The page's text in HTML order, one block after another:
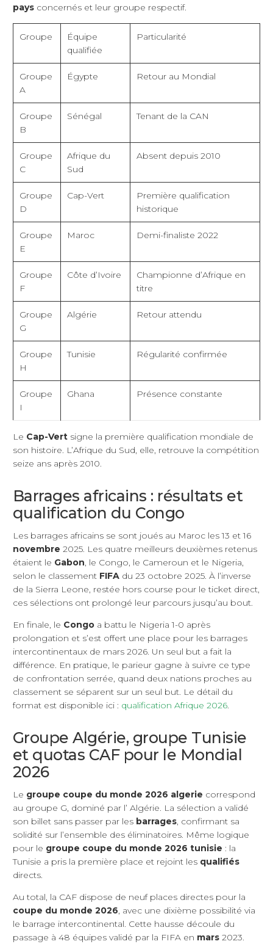
pays concernés et leur groupe respectif.
Groupe
Équipe
qualifiée
Particularité
Groupe
A
Égypte Retour au Mondial
Groupe
B
Sénégal Tenant de la CAN
Groupe
C
Afrique du
Sud
Absent depuis 2010
Groupe
D
Cap-Vert
Première qualification
historique
Groupe
E
Maroc Demi-finaliste 2022
Groupe
F
Côte d’Ivoire
Championne d’Afrique en
titre
Groupe
G
Algérie Retour attendu
Groupe
H
Tunisie Régularité confirmée
Groupe
I
Ghana Présence constante
Le Cap-Vert signe la première qualification mondiale de
son histoire. L’Afrique du Sud, elle, retrouve la compétition
seize ans après 2010.
Barrages africains : résultats et
qualification du Congo
Les barrages africains se sont joués au Maroc les 13 et 16
novembre 2025. Les quatre meilleurs deuxièmes retenus
étaient le Gabon, le Congo, le Cameroun et le Nigeria,
selon le classement FIFA du 23 octobre 2025. À l’inverse
de la Sierra Leone, restée hors course pour le ticket direct,
ces sélections ont prolongé leur parcours jusqu’au bout.
En finale, le Congo a battu le Nigeria 1-0 après
prolongation et s’est offert une place pour les barrages
intercontinentaux de mars 2026. Un seul but a fait la
différence. En pratique, le parieur gagne à suivre ce type
de confrontation serrée, quand deux nations proches au
classement se séparent sur un seul but. Le détail du
format est disponible ici : qualification Afrique 2026.
Groupe Algérie, groupe Tunisie
et quotas CAF pour le Mondial
2026
Le groupe coupe du monde 2026 algerie correspond
au groupe G, dominé par l’ Algérie. La sélection a validé
son billet sans passer par les barrages, confirmant sa
solidité sur l’ensemble des éliminatoires. Même logique
pour le groupe coupe du monde 2026 tunisie : la
Tunisie a pris la première place et rejoint les qualifiés
directs.
Au total, la CAF dispose de neuf places directes pour la
coupe du monde 2026, avec une dixième possibilité via
le barrage intercontinental. Cette hausse découle du
passage à 48 équipes validé par la FIFA en mars 2023.